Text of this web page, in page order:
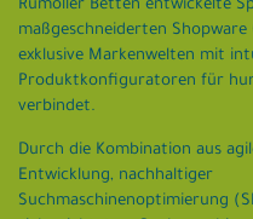
Rumöller Betten entwickelte
maßgeschneiderten
exklusive Markenwelten mit
Produktkonfiguratoren für
verbindet.
Durch die Kombination aus
Entwicklung, nachhaltiger
Suchmaschinenoptimierung